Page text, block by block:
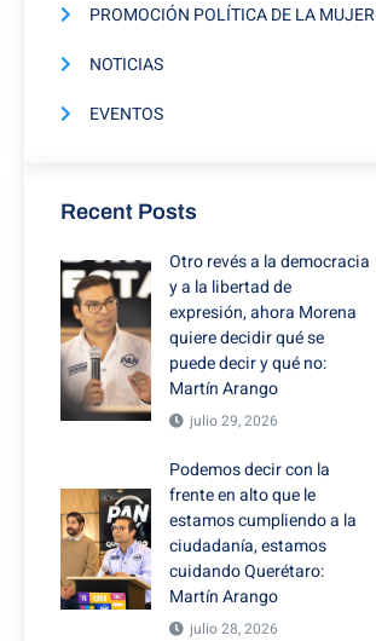
PROMOCIÓN POLÍTICA DE LA MUJER
NOTICIAS
EVENTOS
Recent Posts
Otro revés a la democracia
y a la libertad de
expresión, ahora Morena
quiere decidir qué se
puede decir y qué no:
Martín Arango
julio 29, 2026
Podemos decir con la
frente en alto que le
estamos cumpliendo a la
ciudadanía, estamos
cuidando Querétaro:
Martín Arango
julio 28, 2026